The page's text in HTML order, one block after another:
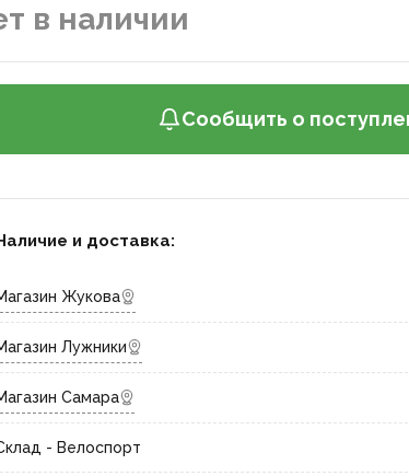
в наличии
Сообщить о
и доставка:
Жукова
Лужники
Самара
- Велоспорт